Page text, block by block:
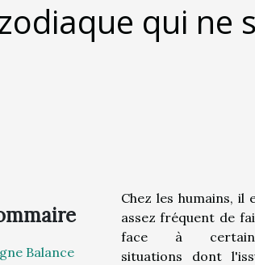
qui ne
Balance
Chez les humains, il
assez fréquent de
face à
situations dont